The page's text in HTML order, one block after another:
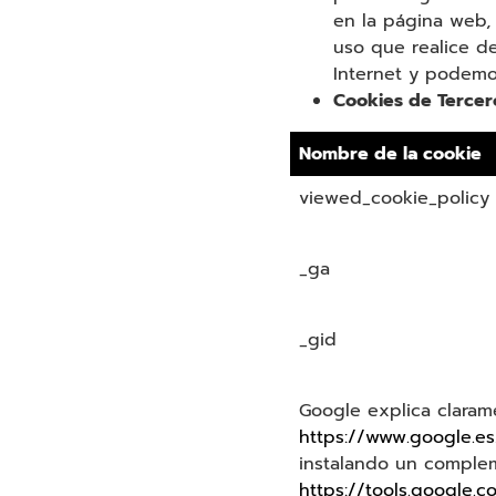
en la página
uso que realice
Internet y
Cookies de
Nombre de la cookie
viewed_cookie_policy
_ga
_gid
Google explica
https://
instalando un